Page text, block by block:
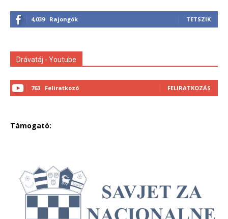
4,039 Rajongók TETSZIK
Drávatáj - Youtube
763 Feliratkozó FELIRATKOZÁS
Támogató: